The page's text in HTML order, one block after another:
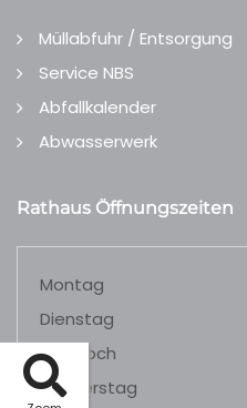
Müllabfuhr / Entsorgung
Service NBS
Abfallkalender
Abwasserwerk
Rathaus Öffnungszeiten
Montag
Dienstag
Mittwoch
Donnerstag